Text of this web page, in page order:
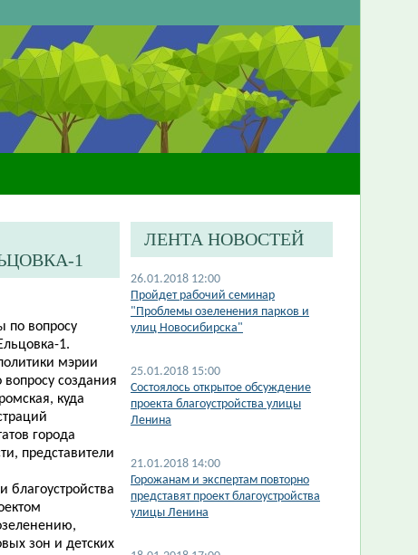
1
по вопросу
1.
мэрии
создания
куда
города
представители
зон и детских
ЛЕНТА НОВОСТЕЙ
26.01.2018 12:00
Пройдет рабочий семинар
"Проблемы озеленения парков и
улиц Новосибирска"
25.01.2018 15:00
Состоялось открытое обсуждение
проекта благоустройства улицы
Ленина
21.01.2018 14:00
Горожанам и экспертам повторно
представят проект благоустройства
улицы Ленина